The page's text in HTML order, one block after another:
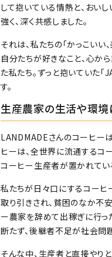
して抱いている情熱と、おい
強く、深く共感しました。
それは、私たちの「かっこいい
自分たちが好きなこと、心か
た私たち。ずっと抱いていた
す。
生産農家の生活や環
LANDMADEさんのコーヒー
ヒーは、全世界に流通するコ
コーヒー生産者が置かれてい
私たちが日々口にするコーヒ
取り引きされ、貧困のなか不
ー農家を辞めて出稼ぎに行っ
断たず、後継者不足が社会問
そんな中、生産者と直接やり